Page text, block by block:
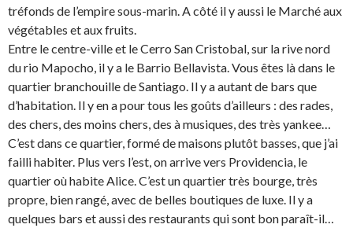
tréfonds de l’empire sous-marin. A côté il y aussi le Marché aux
végétables et aux fruits.
Entre le centre-ville et le Cerro San Cristobal, sur la rive nord
du rio Mapocho, il y a le Barrio Bellavista. Vous êtes là dans le
quartier branchouille de Santiago. Il y a autant de bars que
d’habitation. Il y en a pour tous les goûts d’ailleurs : des rades,
des chers, des moins chers, des à musiques, des très yankee…
C’est dans ce quartier, formé de maisons plutôt basses, que j’ai
failli habiter. Plus vers l’est, on arrive vers Providencia, le
quartier où habite Alice. C’est un quartier très bourge, très
propre, bien rangé, avec de belles boutiques de luxe. Il y a
quelques bars et aussi des restaurants qui sont bon paraît-il…